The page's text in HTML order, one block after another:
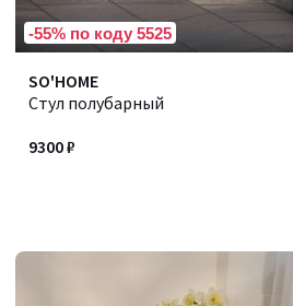
-55% по коду 5525
SO'HOME
Стул полубарный
9300 ₽